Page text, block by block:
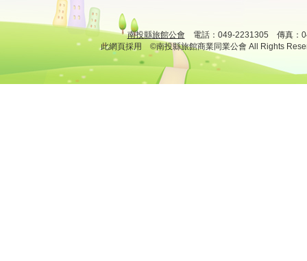
南投縣旅館公會 電話：049-2231305 傳真：
此網頁採用 ©南投縣旅館商業同業公會 All Rights